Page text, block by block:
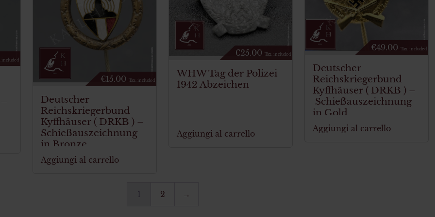
included
€15.00 Tax. included
Deutscher
Reichskriegerbund
Kyffhäuser ( DRKB ) –
Schießauszeichnung
in Bronze
Aggiungi al carrello
€25.00 Tax. included
WHW Tag der Polizei
1942 Abzeichen
Aggiungi al carrello
€49.00 Tax. included
Deutscher
Reichskriegerbund
Kyffhäuser ( DRKB ) –
Schießauszeichnung
in Gold
Aggiungi al carrello
1 2 →